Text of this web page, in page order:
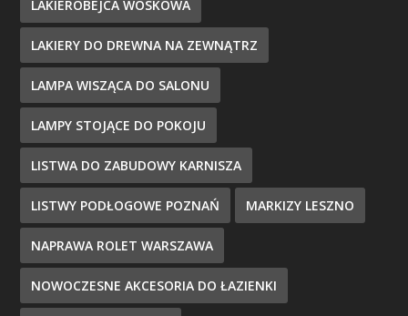
LAKIEROBEJCA WOSKOWA
LAKIERY DO DREWNA NA ZEWNĄTRZ
LAMPA WISZĄCA DO SALONU
LAMPY STOJĄCE DO POKOJU
LISTWA DO ZABUDOWY KARNISZA
LISTWY PODŁOGOWE POZNAŃ MARKIZY LESZNO
NAPRAWA ROLET WARSZAWA
NOWOCZESNE AKCESORIA DO ŁAZIENKI